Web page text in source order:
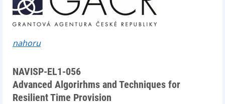
nahoru
NAVISP-EL1-056
Advanced Algorirhms and Techniques for
Resilient Time Provision